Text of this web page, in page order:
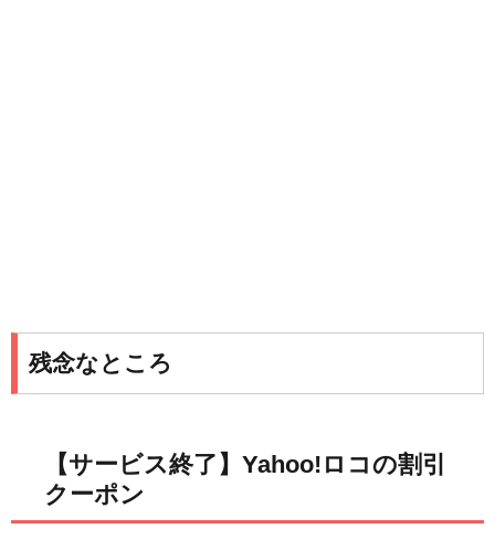
残念なところ
【サービス終了】Yahoo!ロコの割引
クーポン